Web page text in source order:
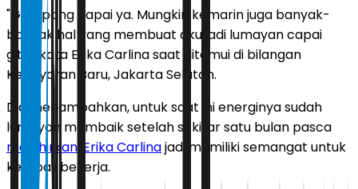
"Gampang capai ya. Mungkin kemarin juga banyak-
banyak hal yang membuat aku jadi lumayan capai
gitu," kata Erika Carlina saat ditemui di bilangan
Kebayoran Baru, Jakarta Selatan.
Dia menambahkan, untuk saat ini energinya sudah
lumayan membaik setelah sekitar satu bulan pasca
melahirkan Erika Carlinajadi memiliki semangat untuk
kembali bekerja.